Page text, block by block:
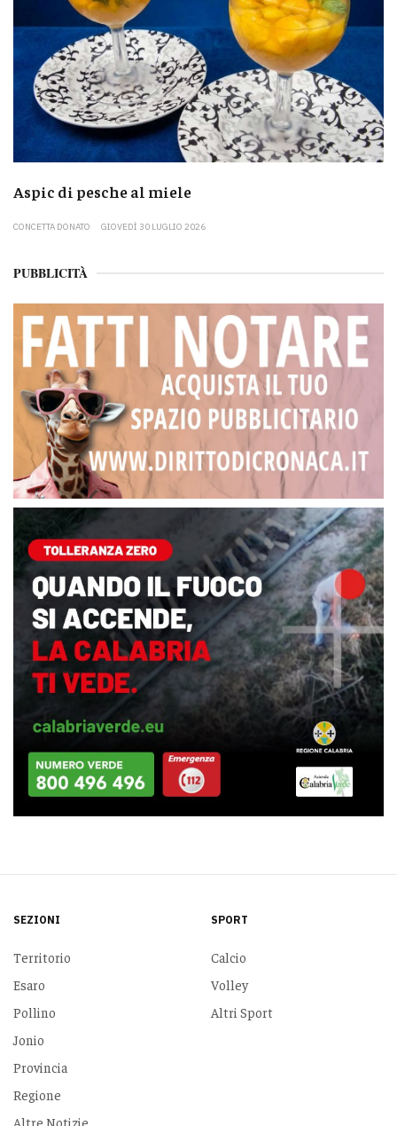
Aspic di pesche al miele
CONCETTA DONATO GIOVEDÌ 30 LUGLIO 2026
PUBBLICITÀ
SEZIONI
Territorio
Esaro
Pollino
Jonio
Provincia
Regione
Altre Notizie
SPORT
Calcio
Volley
Altri Sport